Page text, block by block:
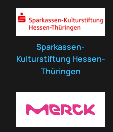
Sparkassen-
Kulturstiftung Hessen-
Thüringen